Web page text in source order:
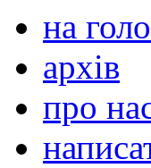
на
архів
про